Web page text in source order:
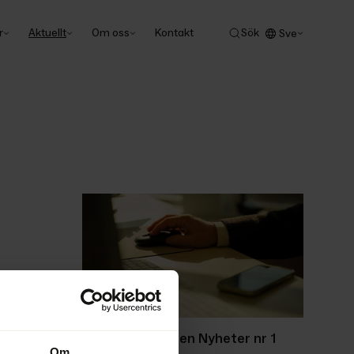
Aktuellt Om oss Kontakt Sök Sve
Ackordscentralen Nyheter nr 1